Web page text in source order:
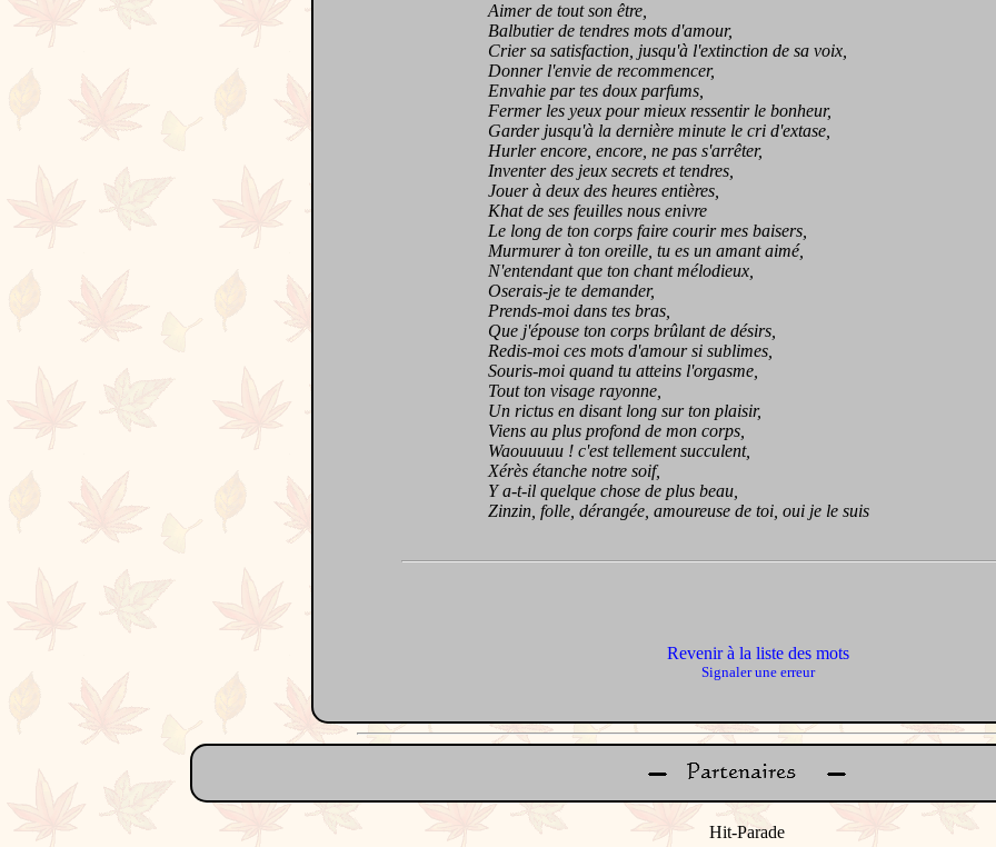
Aimer de tout son être,
Balbutier de tendres mots d'amour,
Crier sa satisfaction, jusqu'à l'extinction de sa voix,
Donner l'envie de recommencer,
Envahie par tes doux parfums,
Fermer les yeux pour mieux ressentir le bonheur,
Garder jusqu'à la dernière minute le cri d'extase,
Hurler encore, encore, ne pas s'arrêter,
Inventer des jeux secrets et tendres,
Jouer à deux des heures entières,
Khat de ses feuilles nous enivre
Le long de ton corps faire courir mes baisers,
Murmurer à ton oreille, tu es un amant aimé,
N'entendant que ton chant mélodieux,
Oserais-je te demander,
Prends-moi dans tes bras,
Que j'épouse ton corps brûlant de désirs,
Redis-moi ces mots d'amour si sublimes,
Souris-moi quand tu atteins l'orgasme,
Tout ton visage rayonne,
Un rictus en disant long sur ton plaisir,
Viens au plus profond de mon corps,
Waouuuuu ! c'est tellement succulent,
Xérès étanche notre soif,
Y a-t-il quelque chose de plus beau,
Zinzin, folle, dérangée, amoureuse de toi, oui je le suis
Revenir à la liste des mots
Signaler une erreur